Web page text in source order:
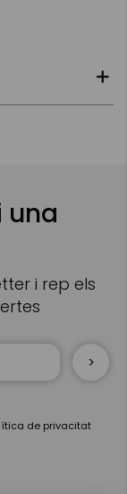
una
i rep els
de privacitat